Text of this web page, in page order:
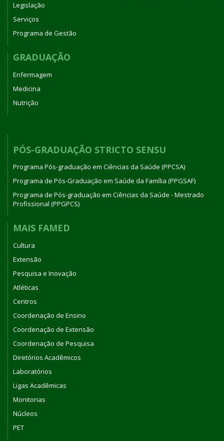
Legislação
Serviços
Programa de Gestão
GRADUAÇÃO
Enfermagem
Medicina
Nutrição
PÓS-GRADUAÇÃO STRICTO SENSU
Programa Pós-graduação em Ciências da Saúde (PPCSA)
Programa de Pós-Graduação em Saúde da Família (PPGSAF)
Programa de Pós-graduação em Ciências da Saúde - Mestrado
Profissional (PPGPCS)
MAIS FAMED
Cultura
Extensão
Pesquisa e Inovação
Atléticas
Centros
Coordenação de Ensino
Coordenação de Extensão
Coordenação de Pesquisa
Diretórios Acadêmicos
Laboratórios
Ligas Acadêmicas
Monitorias
Núcleos
PET